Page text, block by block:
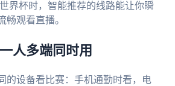
界杯时，智能推荐的线路能让你瞬
畅观看直播。
人多端同时用
的设备看比赛：手机通勤时看，电